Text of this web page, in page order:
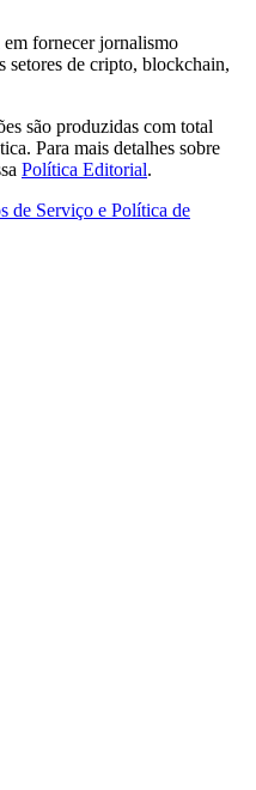
fornecer jornalismo
setores de cripto, blockchain,
são produzidas com total
Para mais detalhes sobre
Política Editorial.
de Serviço e Política de